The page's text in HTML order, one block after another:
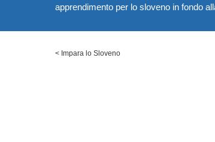
apprendimento per lo sloveno in fondo
< Impara lo Sloveno